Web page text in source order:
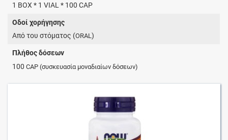
1 BOX * 1 VIAL * 100 CAP
Οδοί χορήγησης
Από του στόματος (ORAL)
Πλήθος δόσεων
100CAP (συσκευασία μοναδιαίων δόσεων)